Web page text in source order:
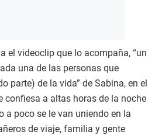
el videoclip que lo acompaña, “un
una de las personas que
parte) de la vida” de Sabina, en el
confiesa a altas horas de la noche
a poco se le van uniendo en la
de viaje, familia y gente